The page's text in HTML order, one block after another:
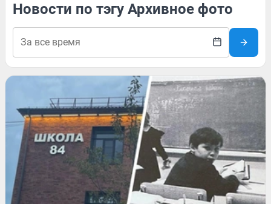
Новости по тэгу Архивное фото